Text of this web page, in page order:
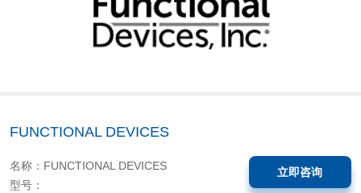
FUNCTIONAL DEVICES
名称：FUNCTIONAL DEVICES
型号：
立即咨询